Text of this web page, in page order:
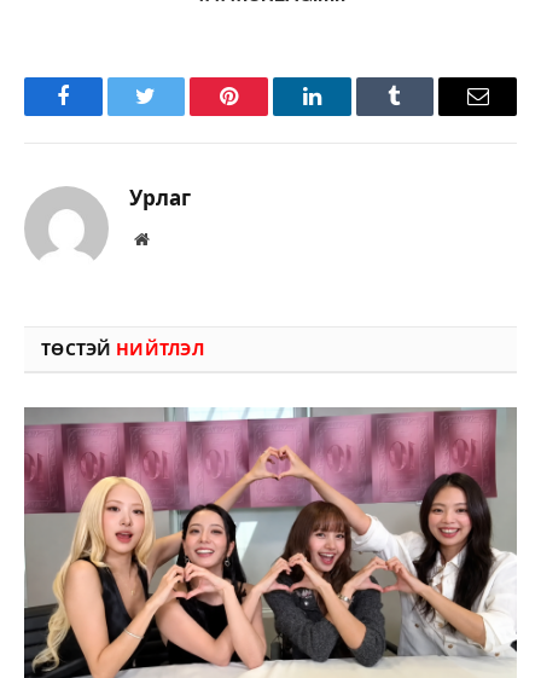
FacebookTwitter Pinterest LinkedInTumblr Имэйл
Урлаг
Вэбсайт
ТӨСТЭЙ НИЙТЛЭЛ